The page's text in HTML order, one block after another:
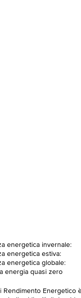
energetica invernale:
energetica estiva:
energetica globale:
energia quasi zero
Rendimento Energetico